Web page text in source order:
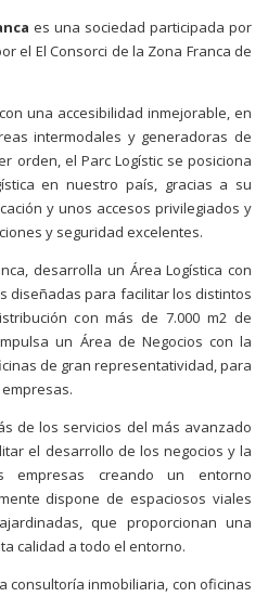
es una sociedad participada por
el El Consorci de la Zona Franca de
una accesibilidad inmejorable, en
intermodales y generadoras de
orden, el Parc Logístic se posiciona
en nuestro país, gracias a su
y unos accesos privilegiados y
y seguridad excelentes.
desarrolla un Área Logística con
diseñadas para facilitar los distintos
con más de 7.000 m2 de
un Área de Negocios con la
de gran representatividad, para
de los servicios del más avanzado
el desarrollo de los negocios y la
empresas creando un entorno
dispone de espaciosos viales
que proporcionan una
calidad a todo el entorno.
consultoría inmobiliaria, con oficinas